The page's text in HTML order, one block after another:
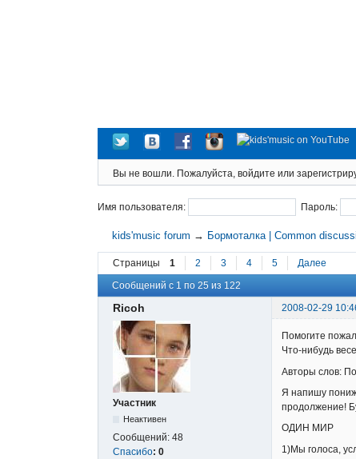
Вы не вошли. Пожалуйста, войдите или
Имя пользователя: Пароль:
kids'music forum → Бормоталка | Common
Страницы 1 2 3 4 5 Далее
Сообщений с 1 по 25 из 122
Ricoh 2008-02-29
Участник
Неактивен
Сообщений: 48
Спасибо: 0
Помогите
Что-нибудь
Авторы слов:
Я напишу
продолжение!
ОДИН МИР
1)Мы голоса,